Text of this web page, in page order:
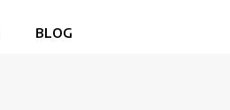
BLOG